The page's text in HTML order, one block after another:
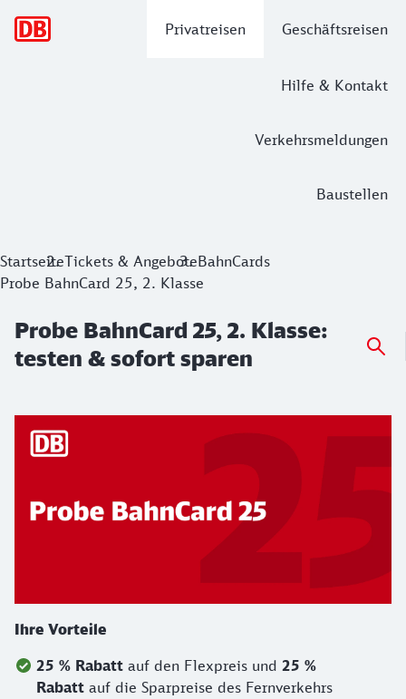
Privatreisen Geschäftsreisen
Hilfe & Kontakt
Verkehrsmeldungen
Baustellen
Probe BahnCard 25, 2. Klasse: testen
StartseiteTickets & AngeboteBahnCards
Probe BahnCard 25, 2. Klasse
Probe BahnCard 25, 2. Klasse:
testen & sofort sparen
Ihre Vorteile
25 % Rabatt auf den Flexpreis und 25 %
Rabatt auf die Sparpreise des Fernverkehrs